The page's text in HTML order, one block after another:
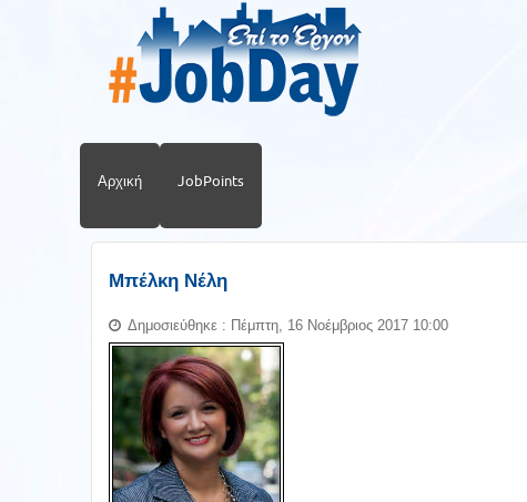
Αρχική JobPoints
Μπέλκη Νέλη
Δημοσιεύθηκε : Πέμπτη, 16 Νοέμβριος 2017 10:00